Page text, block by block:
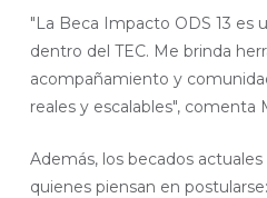
"La Beca Impacto ODS 13 es
dentro del TEC. Me brinda
acompañamiento y
reales y escalables", comenta
Además, los becados
quienes piensan en postularse: